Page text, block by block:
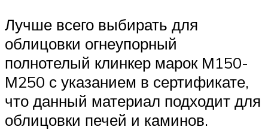
Лучше всего выбирать для
облицовки огнеупорный
полнотелый клинкер марок М150-
М250 с указанием в сертификате,
что данный материал подходит для
облицовки печей и каминов.